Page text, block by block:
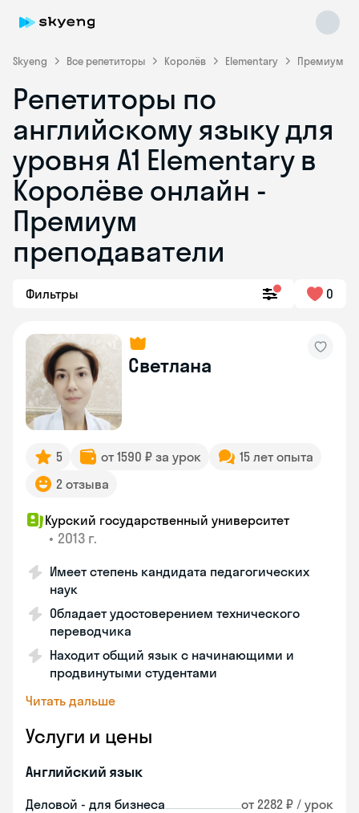
Skyeng Все репетиторы Королёв Elementary Премиум
Репетиторы по
английскому языку для
уровня A1 Elementary в
Королёве онлайн -
Премиум
преподаватели
Фильтры 0
Светлана
5 от 1590 ₽ за урок
15 лет опыта
2 отзыва
Курский государственный университет
• 2013 г.
Имеет степень кандидата педагогических
наук
Обладает удостоверением технического
переводчика
Находит общий язык с начинающими и
продвинутыми студентами
Читать дальше
Услуги и цены
Английский язык
Деловой - для бизнеса от 2282 ₽ / урок
Skyeng Chat
online